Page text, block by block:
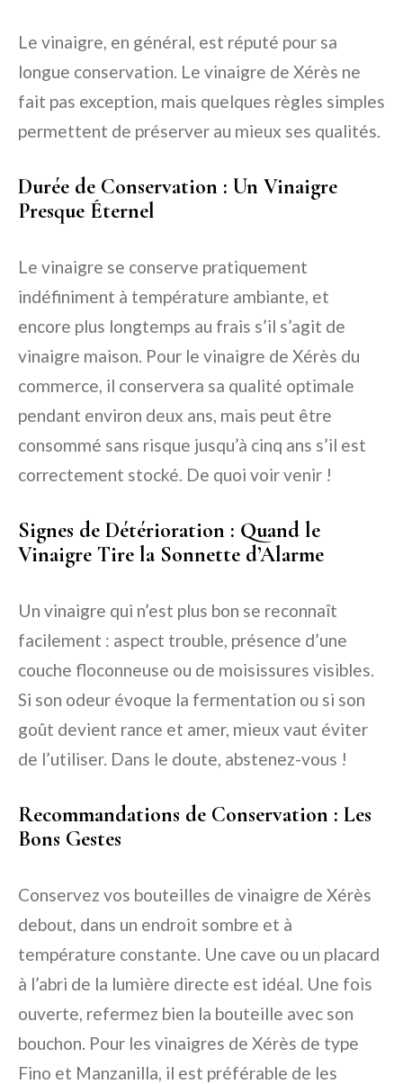
Le vinaigre, en général, est réputé pour sa
longue conservation. Le vinaigre de Xérès ne
fait pas exception, mais quelques règles simples
permettent de préserver au mieux ses qualités.
Durée de Conservation : Un Vinaigre
Presque Éternel
Le vinaigre se conserve pratiquement
indéfiniment à température ambiante, et
encore plus longtemps au frais s’il s’agit de
vinaigre maison. Pour le vinaigre de Xérès du
commerce, il conservera sa qualité optimale
pendant environ deux ans, mais peut être
consommé sans risque jusqu’à cinq ans s’il est
correctement stocké. De quoi voir venir !
Signes de Détérioration : Quand le
Vinaigre Tire la Sonnette d’Alarme
Un vinaigre qui n’est plus bon se reconnaît
facilement : aspect trouble, présence d’une
couche floconneuse ou de moisissures visibles.
Si son odeur évoque la fermentation ou si son
goût devient rance et amer, mieux vaut éviter
de l’utiliser. Dans le doute, abstenez-vous !
Recommandations de Conservation : Les
Bons Gestes
Conservez vos bouteilles de vinaigre de Xérès
debout, dans un endroit sombre et à
température constante. Une cave ou un placard
à l’abri de la lumière directe est idéal. Une fois
ouverte, refermez bien la bouteille avec son
bouchon. Pour les vinaigres de Xérès de type
Fino et Manzanilla, il est préférable de les